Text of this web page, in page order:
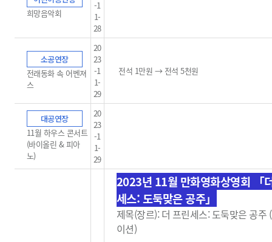
희망음악회
-1
1-
28
소공연장
전래동화 속 어벤져
스
20
23
-1
1-
29
전석 1만원 → 전석 5천원
대공연장
11월 하우스 콘서트
(바이올린 & 피아
노)
20
23
-1
1-
29
2023년 11월 만화영화상영회 「
세스: 도둑맞은 공주」
제목(장르): 더 프린세스: 도둑맞은 공주
이션)